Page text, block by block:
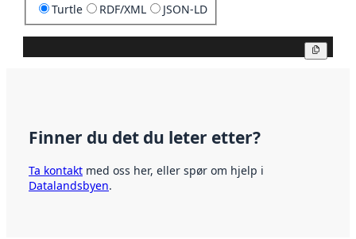
Turtle RDF/XML JSON-LD
Finner du det du leter etter?
Ta kontakt med oss her, eller spør om hjelp i
Datalandsbyen.